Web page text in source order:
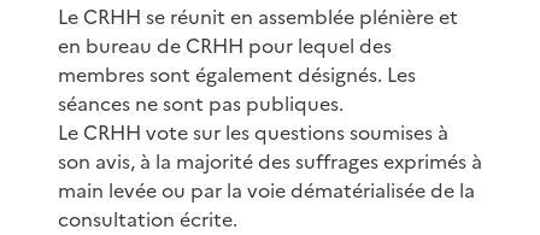
Le CRHH se réunit en assemblée plénière et
en bureau de CRHH pour lequel des
membres sont également désignés. Les
séances ne sont pas publiques.
Le CRHH vote sur les questions soumises à
son avis, à la majorité des suffrages exprimés à
main levée ou par la voie dématérialisée de la
consultation écrite.